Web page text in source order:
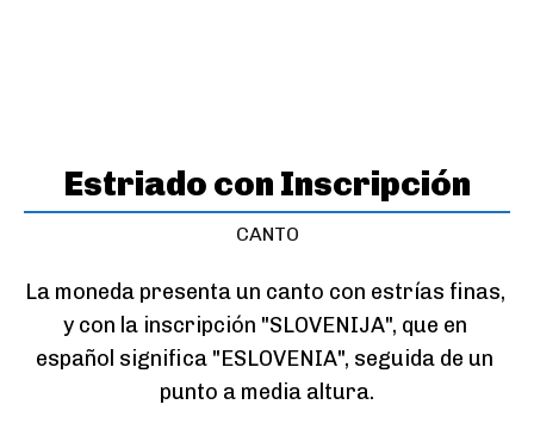
Estriado con Inscripción
CANTO
La moneda presenta un canto con estrías finas,
y con la inscripción "SLOVENIJA", que en
español significa "ESLOVENIA", seguida de un
punto a media altura.